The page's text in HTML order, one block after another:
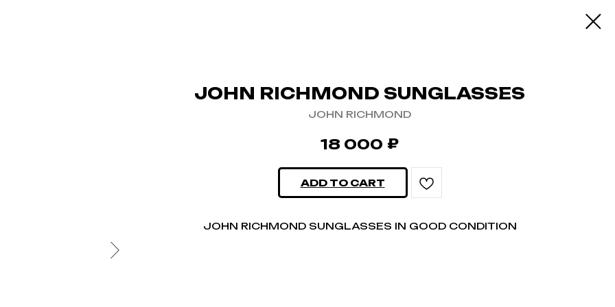
JOHN RICHMOND SUNGLASSES
JOHN RICHMOND
18 000 ₽
ADD TO CART
JOHN RICHMOND SUNGLASSES IN GOOD CONDITION